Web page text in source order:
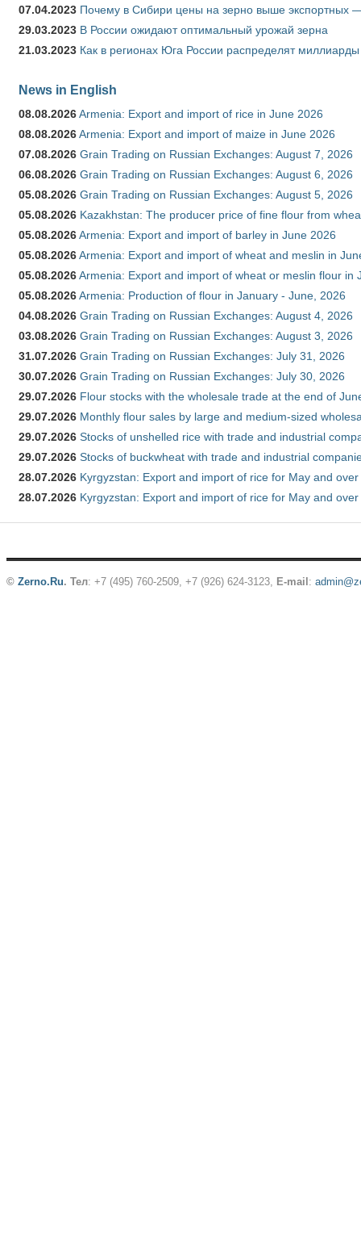
07.04.2023 Почему в Сибири цены на зерно выше экспортных
29.03.2023 В России ожидают оптимальный урожай зерна
21.03.2023 Как в регионах Юга России распределят
News in English
08.08.2026Armenia: Export and import of rice in June 2026
08.08.2026Armenia: Export and import of maize in June 2026
07.08.2026 Grain Trading on Russian Exchanges: August 7, 2026
06.08.2026 Grain Trading on Russian Exchanges: August 6, 2026
05.08.2026 Grain Trading on Russian Exchanges: August 5, 2026
05.08.2026 Kazakhstan: The producer price of fine flour from
05.08.2026Armenia: Export and import of barley in June 2026
05.08.2026Armenia: Export and import of wheat and meslin in
05.08.2026Armenia: Export and import of wheat or meslin flour in
05.08.2026Armenia: Production of flour in January - June, 2026
04.08.2026 Grain Trading on Russian Exchanges: August 4, 2026
03.08.2026 Grain Trading on Russian Exchanges: August 3, 2026
31.07.2026 Grain Trading on Russian Exchanges: July 31, 2026
30.07.2026 Grain Trading on Russian Exchanges: July 30, 2026
29.07.2026 Flour stocks with the wholesale trade at the end of
29.07.2026 Monthly flour sales by large and medium-sized
29.07.2026 Stocks of unshelled rice with trade and industrial
29.07.2026 Stocks of buckwheat with trade and industrial
28.07.2026 Kyrgyzstan: Export and import of rice for May and
28.07.2026 Kyrgyzstan: Export and import of rice for May and
© Zerno.Ru. Тел: +7 (495) 760-2509, +7 (926) 624-3123, E-mail :